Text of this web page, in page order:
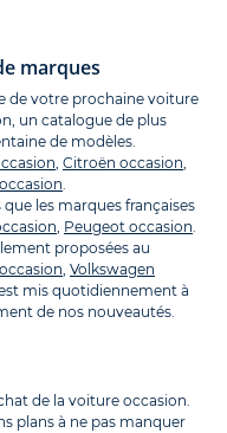
marques
de votre prochaine voiture
un catalogue de plus
de modèles.
, Citroën occasion,
.
les marques françaises
, Peugeot occasion.
proposées au
, Volkswagen
mis quotidiennement à
de nos nouveautés.
de la voiture occasion.
plans à ne pas manquer